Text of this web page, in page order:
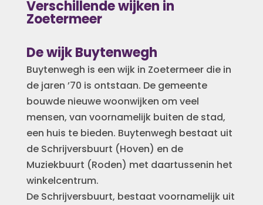
Verschillende wijken in
Zoetermeer
De wijk Buytenwegh
Buytenwegh is een wijk in Zoetermeer die in
de jaren ’70 is ontstaan. De gemeente
bouwde nieuwe woonwijken om veel
mensen, van voornamelijk buiten de stad,
een huis te bieden. Buytenwegh bestaat uit
de Schrijversbuurt (Hoven) en de
Muziekbuurt (Roden) met daartussenin het
winkelcentrum.
De Schrijversbuurt, bestaat voornamelijk uit